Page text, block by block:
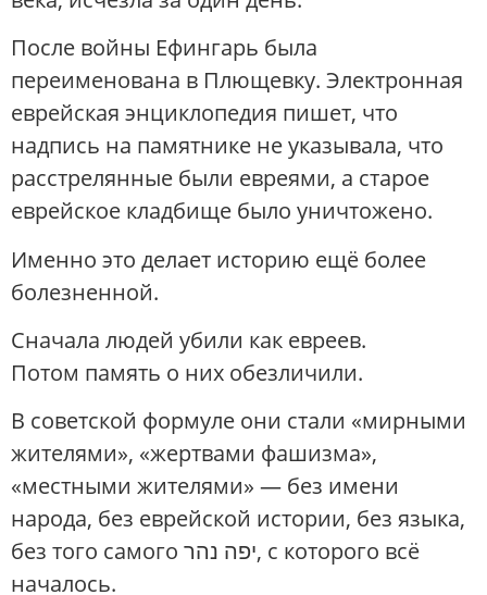
После войны Ефингарь была
переименована в Плющевку. Электронная
еврейская энциклопедия пишет, что
надпись на памятнике не указывала, что
расстрелянные были евреями, а старое
еврейское кладбище было уничтожено.
Именно это делает историю ещё более
болезненной.
Сначала людей убили как евреев.
Потом память о них обезличили.
В советской формуле они стали «мирными
жителями», «жертвами фашизма»,
«местными жителями» — без имени
народа, без еврейской истории, без языка,
без того самого יפה נהר, с которого всё
началось.